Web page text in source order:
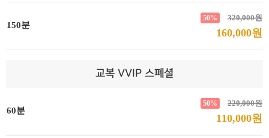
150분
320,000원
50%
160,000원
교복 VVIP 스폐셜
60분
220,000원
50%
110,000원